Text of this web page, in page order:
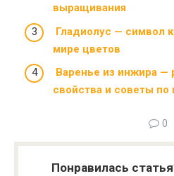
выращивания
Гладиолус — символ
мире цветов
Варенье из инжира —
свойства и советы по
0
Понравилась